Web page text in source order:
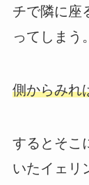
チで隣に座
ってしまう。
側からみれ
するとそこ
いたイェリ